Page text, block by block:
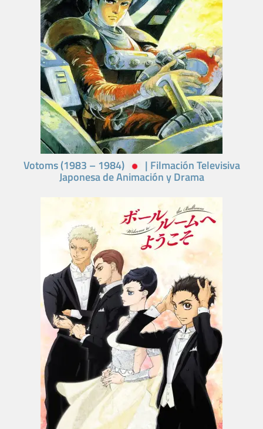
Votoms (1983 – 1984) | Filmación Televisiva
Japonesa de Animación y Drama